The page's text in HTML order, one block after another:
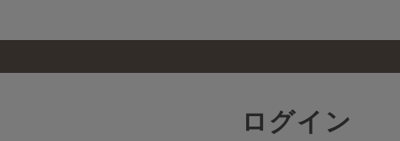
ログイン